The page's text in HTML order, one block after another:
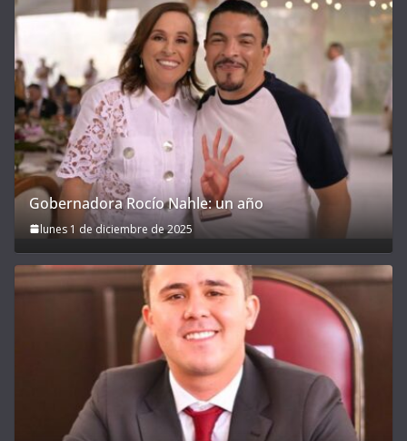
Gobernadora Rocío Nahle: un año
lunes 1 de diciembre de 2025